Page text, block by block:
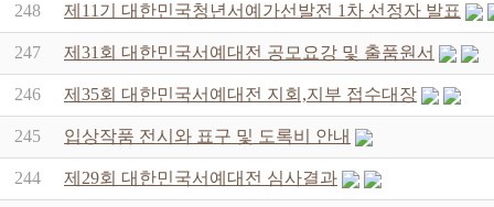
248 제11기 대한민국청년서예가선발전 1차 선정자 발표
247 제31회 대한민국서예대전 공모요강 및 출품원서
246 제35회 대한민국서예대전 지회,지부 접수대장
245 입상작품 전시와 표구 및 도록비 안내
244 제29회 대한민국서예대전 심사결과